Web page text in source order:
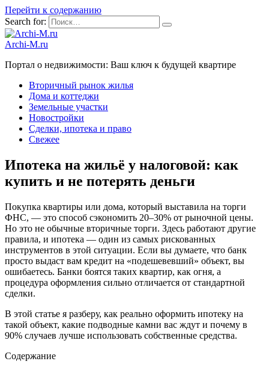
Перейти к содержанию
Search for:
Archi-M.ru
Портал о недвижимости: Ваш ключ к будущей квартире
Вторичный рынок жилья
Дома и коттеджи
Земельные участки
Новостройки
Сделки, ипотека и право
Свежее
Ипотека на жильё у налоговой: как
купить и не потерять деньги
Покупка квартиры или дома, который выставила на торги
ФНС, — это способ сэкономить 20–30% от рыночной цены.
Но это не обычные вторичные торги. Здесь работают другие
правила, и ипотека — один из самых рискованных
инструментов в этой ситуации. Если вы думаете, что банк
просто выдаст вам кредит на «подешевевший» объект, вы
ошибаетесь. Банки боятся таких квартир, как огня, а
процедура оформления сильно отличается от стандартной
сделки.
В этой статье я разберу, как реально оформить ипотеку на
такой объект, какие подводные камни вас ждут и почему в
90% случаев лучше использовать собственные средства.
Содержание